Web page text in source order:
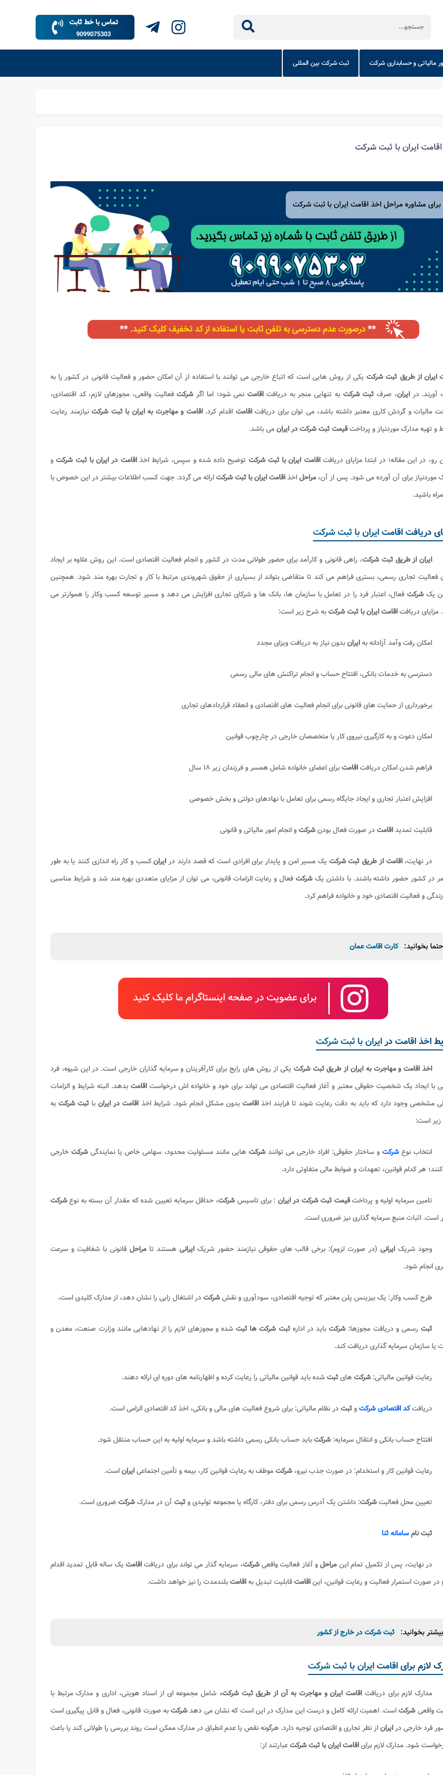
تماس با خط ثابت
9099075303
مالیاتی و حسابداری شرکت ثبت شرکت بین المللی
اقامت ایران با ثبت شرکت
برای مشاوره مراحل اخذ اقامت ایران با ثبت شرکت
ایران از طریق ثبت شرکتیکی از روش هایی است که اتباع خارجی می توانند با استفاده از آن امکان حضور و فعالیت قانونی در کشور را به
درایران، صرفثبت شرکت به تنهایی منجر به دریافت اقامت نمی شود؛ اما اگر شرکتفعالیت واقعی، مجوزهای لازم، کد اقتصادی،
مالیات و گردش کاری معتبر داشته باشد، می توان برای دریافتاقامتاقدام کرد. اقامت و مهاجرت به ایران با ثبت شرکتنیازمند رعایت
و تهیه مدارک موردنیاز و پرداختقیمت ثبت شرکت در ایرانمی باشد.
رو، در این مقاله؛ در ابتدا مزایای دریافت اقامت ایران با ثبت شرکت توضیح داده شده و سپس، شرایط اخذ اقامت در ایران با ثبت شرکتو
موردنیاز برای آن آورده می شود. پس از آن، مراحلاخذاقامت ایران با ثبت شرکتارائه می گردد. جهت کسب اطلاعات بیشتر در این خصوص با
باشید.
دریافت اقامت ایران با ثبت شرکت
ایران از طریق ثبت شرکت، راهی قانونی و کارآمد برای حضور طولانی مدت در کشور و انجام فعالیت اقتصادی است. این روش علاوه بر ایجاد
فعالیت تجاری رسمی، بستری فراهم می کند تا متقاضی بتواند از بسیاری از حقوق شهروندی مرتبط با کار و تجارت بهره مند شود. همچنین
یکشرکتفعال، اعتبار فرد را در تعامل با سازمان ها، بانک ها و شرکای تجاری افزایش می دهد و مسیر توسعه کسب وکار را هموارتر می
. مزایای دریافتاقامت ایران با ثبت شرکتبه شرح زیر است:
امکان رفت وآمد آزادانه بهایرانبدون نیاز به دریافت ویزای مجدد
دسترسی به خدمات بانکی، افتتاح حساب و انجام تراکنش های مالی رسمی
برخورداری از حمایت های قانونی برای انجام فعالیت های اقتصادی و انعقاد قراردادهای تجاری
امکان دعوت و به کارگیری نیروی کار یا متخصصان خارجی در چارچوب قوانین
فراهم شدن امکان دریافتاقامتبرای اعضای خانواده شامل همسر و فرزندان زیر ۱۸ سال
افزایش اعتبار تجاری و ایجاد جایگاه رسمی برای تعامل با نهادهای دولتی و بخش خصوصی
قابلیت تمدیداقامتدر صورت فعال بودنشرکتو انجام امور مالیاتی و قانونی
در نهایت،اقامت از طریق ثبت شرکت یک مسیر امن و پایدار برای افرادی است که قصد دارند در ایرانکسب و کار راه اندازی کنند یا به طور
در کشور حضور داشته باشند. با داشتن یک شرکت فعال و رعایت الزامات قانونی، می توان از مزایای متعددی بهره مند شد و شرایط مناسبی
و فعالیت اقتصادی خود و خانواده فراهم کرد.
حتما بخوانید: کارت اقامت عمان
برای عضویت در صفحه اینستاگرام ما کلیک کنید
اخذ اقامت در ایران با ثبت شرکت
اخذ اقامت و مهاجرت به ایران از طریق ثبت شرکت یکی از روش های رایج برای کارآفرینان و سرمایه گذاران خارجی است. در این شیوه، فرد
با ایجاد یک شخصیت حقوقی معتبر و آغاز فعالیت اقتصادی می تواند برای خود و خانواده اش درخواستاقامتبدهد. البته شرایط و الزامات
مشخصی وجود دارد که باید به دقت رعایت شوند تا فرایند اخذ اقامتبدون مشکل انجام شود. شرایط اخذ اقامت در ایرانبا ثبت شرکتبه
است:
انتخاب نوع شرکت و ساختار حقوقی: افراد خارجی می توانند شرکت هایی مانند مسئولیت محدود، سهامی خاص یا نمایندگی شرکت خارجی
کنند؛ هر کدام قوانین، تعهدات و ضوابط مالی متفاوتی دارد.
تامین سرمایه اولیه و پرداختقیمت ثبت شرکت در ایران : برای تاسیس شرکت، حداقل سرمایه تعیین شده که مقدار آن بسته به نوعشرکت
است. اثبات منبع سرمایه گذاری نیز ضروری است.
وجود شریک ایرانی (در صورت لزوم): برخی قالب های حقوقی نیازمند حضور شریک ایرانی هستند تا مراحل قانونی با شفافیت و سرعت
انجام شود.
طرح کسب وکار: یک بیزینس پلن معتبر که توجیه اقتصادی، سودآوری و نقششرکتدر اشتغال زایی را نشان دهد، از مدارک کلیدی است.
ثبترسمی و دریافت مجوزها: شرکت باید در ادارهثبت شرکت ها ثبتشده و مجوزهای لازم را از نهادهایی مانند وزارت صنعت، معدن و
یا سازمان سرمایه گذاری دریافت کند.
رعایت قوانین مالیاتی: شرکت هایثبتشده باید قوانین مالیاتی را رعایت کرده و اظهارنامه های دوره ای ارائه دهند.
دریافتکد اقتصادی شرکتوثبتدر نظام مالیاتی: برای شروع فعالیت های مالی و بانکی، اخذ کد اقتصادی الزامی است.
افتتاح حساب بانکی و انتقال سرمایه: شرکتباید حساب بانکی رسمی داشته باشد و سرمایه اولیه به این حساب منتقل شود.
رعایت قوانین کار و استخدام: در صورت جذب نیرو، شرکتموظف به رعایت قوانین کار، بیمه و تأمین اجتماعیایراناست.
تعیین محل فعالیتشرکت: داشتن یک آدرس رسمی برای دفتر، کارگاه یا مجموعه تولیدی وثبتآن در مدارکشرکت ضروری است.
ثبت نامسامانه ثنا
در نهایت، پس از تکمیل تمام این مراحلو آغاز فعالیت واقعیشرکت، سرمایه گذار می تواند برای دریافتاقامت یک ساله قابل تمدید اقدام
در صورت استمرار فعالیت و رعایت قوانین، ایناقامتقابلیت تبدیل بهاقامتبلندمدت را نیز خواهد داشت.
بیشتر بخوانید: ثبت شرکت در خارج از کشور
لازم برای اقامت ایران با ثبت شرکت
مدارک لازم برای دریافت اقامت ایران و مهاجرت به آن از طریق ثبت شرکت، شامل مجموعه ای از اسناد هویتی، اداری و مدارک مرتبط با
واقعی شرکتاست. اهمیت ارائه کامل و درست این مدارک در این است که نشان می دهدشرکتبه صورت قانونی، فعال و قابل پیگیری است
فرد خارجی درایراناز نظر تجاری و اقتصادی توجیه دارد. هرگونه نقص یا عدم انطباق در مدارک ممکن است روند بررسی را طولانی کند یا باعث
شود. مدارک لازم برایاقامت ایران با ثبت شرکتعبارتند از: